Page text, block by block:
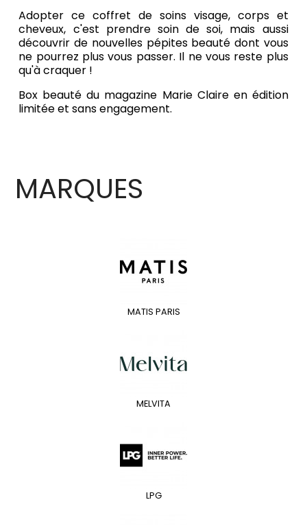
Adopter ce coffret de soins visage, corps et
cheveux, c'est prendre soin de soi, mais aussi
découvrir de nouvelles pépites beauté dont vous
ne pourrez plus vous passer. Il ne vous reste plus
qu'à craquer !
Box beauté du magazine Marie Claire en édition
limitée et sans engagement.
MARQUES
MATIS PARIS
MELVITA
LPG